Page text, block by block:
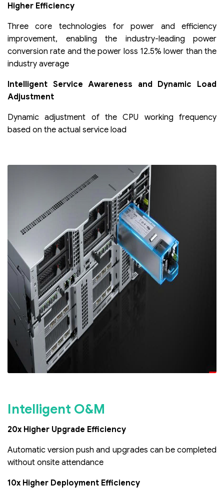
Higher Efficiency
Three core technologies for power and efficiency
improvement, enabling the industry-leading power
conversion rate and the power loss 12.5% lower than the
industry average
Intelligent Service Awareness and Dynamic Load
Adjustment
Dynamic adjustment of the CPU working frequency
based on the actual service load
Intelligent O&M
20x Higher Upgrade Efficiency
Automatic version push and upgrades can be completed
without onsite attendance
10x Higher Deployment Efficiency